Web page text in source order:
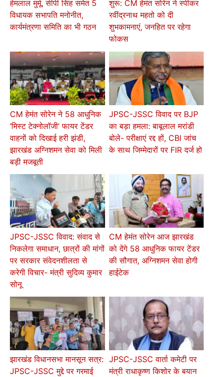
हेमलाल मुर्मू, सीपी सिंह समेत 5
विधायक सभापति मनोनीत,
कार्यमंत्रणा समिति का भी गठन
शुरू: CM हेमंत सोरेन ने स्पीकर
रवींद्रनाथ महतो को दी
शुभकामनाएं, जनहित पर रहेगा
फोकस
CM हेमंत सोरेन ने 58 आधुनिक
‘मिस्ट टेक्नोलॉजी’ फायर टेंडर
वाहनों को दिखाई हरी झंडी,
झारखंड अग्निशमन सेवा को मिली
बड़ी मजबूती
JPSC-JSSC विवाद पर BJP
का बड़ा हमला: बाबूलाल मरांडी
बोले- परीक्षाएं रद्द हों, CBI जांच
के साथ जिम्मेदारों पर FIR दर्ज हो
JPSC-JSSC विवाद: संवाद से
निकलेगा समाधान, छात्रों की मांगों
पर सरकार संवेदनशीलता से
करेगी विचार- मंत्री सुदिव्य कुमार
सोनू
CM हेमंत सोरेन आज झारखंड
को देंगे 58 आधुनिक फायर टेंडर
की सौगात, अग्निशमन सेवा होगी
हाईटेक
झारखंड विधानसभा मानसून सत्र:
JPSC-JSSC मुद्दे पर गरमाई
JPSC-JSSC वार्ता कमेटी पर
मंत्री राधाकृष्ण किशोर के बयान